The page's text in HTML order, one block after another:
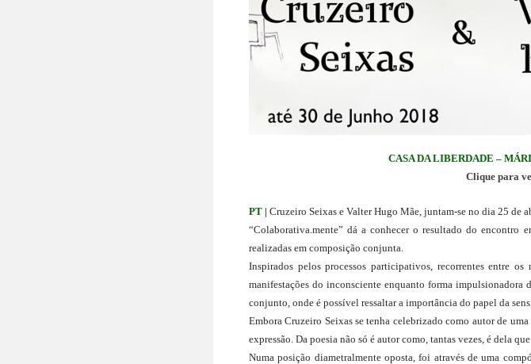
CASA DA LIBERDADE –
Clique para
PT | Cruzeiro Seixas e Valter Hugo Mãe, juntam-se no dia 25 de
“Colaborativa.mente” dá a conhecer o resultado do encontro
realizadas em composição conjunta.
Inspirados pelos processos participativos, recorrentes entre
manifestações do inconsciente enquanto forma
conjunto, onde é possível ressaltar a importância do papel da
Embora Cruzeiro Seixas se tenha celebrizado como autor de
expressão. Da poesia não só é autor como, tantas vezes, é dela
Numa posição diametralmente oposta, foi através de uma